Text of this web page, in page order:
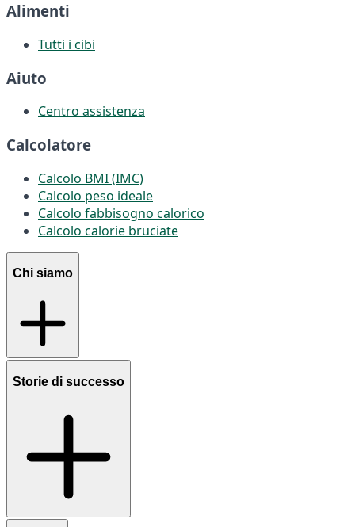
Alimenti
Tutti i cibi
Aiuto
Centro assistenza
Calcolatore
Calcolo BMI (IMC)
Calcolo peso ideale
Calcolo fabbisogno calorico
Calcolo calorie bruciate
Chi siamo
Storie di successo